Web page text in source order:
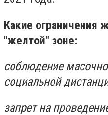
Какие ограничения
"желтой" зоне:
соблюдение
социальной
запрет на